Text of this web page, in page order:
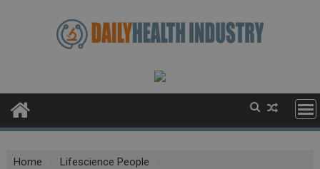
Home
Lifescience People